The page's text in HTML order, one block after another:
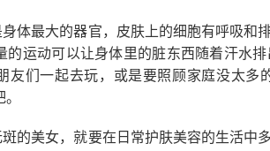
体最大的器官，皮肤上的细胞有呼吸和
的运动可以让身体里的脏东西随着汗水
友们一起去玩，或是要照顾家庭没太
的美女，就要在日常护肤美容的生活中